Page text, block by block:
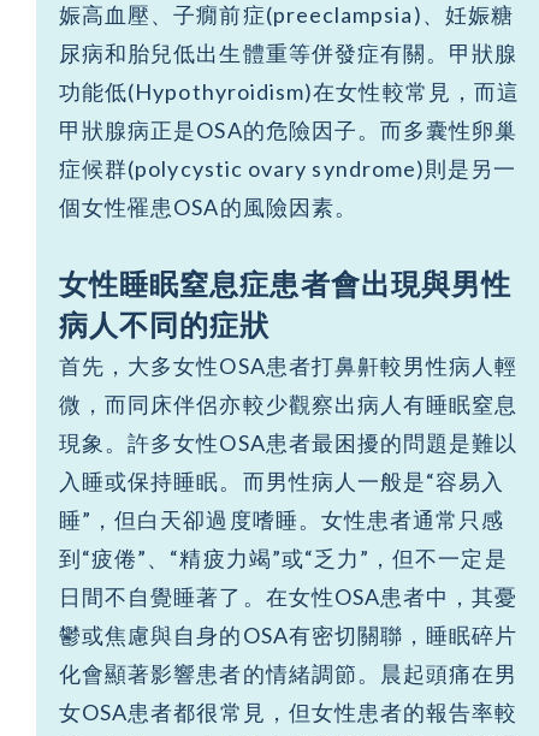
娠高血壓、子癇前症(preeclampsia)、妊娠糖
尿病和胎兒低出生體重等併發症有關。甲狀腺
功能低(Hypothyroidism)在女性較常見，而這
甲狀腺病正是OSA的危險因子。而多囊性卵巢
症候群(polycystic ovary syndrome)則是另一
個女性罹患OSA的風險因素。
女性睡眠窒息症患者會出現與男性
病人不同的症狀
首先，大多女性OSA患者打鼻鼾較男性病人輕
微，而同床伴侶亦較少觀察出病人有睡眠窒息
現象。許多女性OSA患者最困擾的問題是難以
入睡或保持睡眠。而男性病人一般是“容易入
睡”，但白天卻過度嗜睡。女性患者通常只感
到“疲倦”、“精疲力竭”或“乏力”，但不一定是
日間不自覺睡著了。在女性OSA患者中，其憂
鬱或焦慮與自身的OSA有密切關聯，睡眠碎片
化會顯著影響患者的情緒調節。晨起頭痛在男
女OSA患者都很常見，但女性患者的報告率較